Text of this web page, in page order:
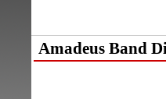
Amadeus Band